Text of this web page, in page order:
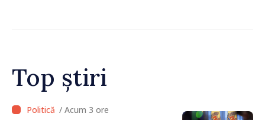
Top știri
/ Acum 2 ore